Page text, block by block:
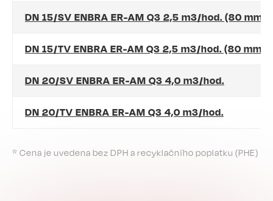
DN 15/SV ENBRA ER-AM Q3 2,5 m3/hod. (80 mm)
DN 15/TV ENBRA ER-AM Q3 2,5 m3/hod. (80 mm)
DN 20/SV ENBRA ER-AM Q3 4,0 m3/hod.
DN 20/TV ENBRA ER-AM Q3 4,0 m3/hod.
* Cena je uvedena bez DPH a recyklačního poplatku (PHE)